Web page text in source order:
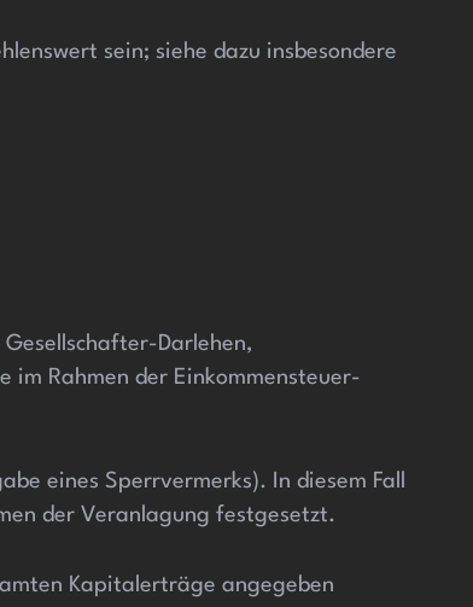
sein; siehe dazu insbesondere
Darlehen,
im Rahmen der Einkommensteuer-
eines Sperrvermerks). In diesem Fall
der Veranlagung festgesetzt.
Kapitalerträge angegeben